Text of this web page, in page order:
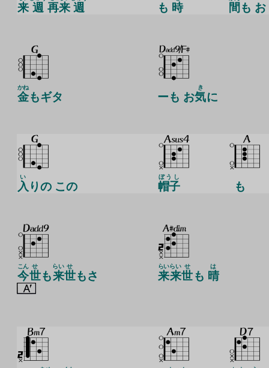
来 週 再来 週 も 時 間 も お
金
かね
もギタ ーも お気
き
に
入
い
りの この 帽子
ぼうし
も
今
こん
世
せ
も来
らい
世
せ
もさ 来
らい
来
らい
世
せ
も 晴
は